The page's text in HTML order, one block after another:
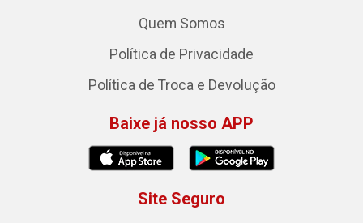
Quem Somos
Política de Privacidade
Política de Troca e Devolução
Baixe já nosso APP
Site Seguro